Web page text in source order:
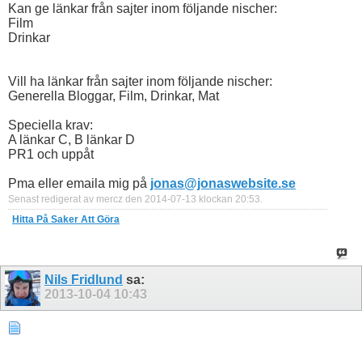
Kan ge länkar från sajter inom följande nischer:
Film
Drinkar
Vill ha länkar från sajter inom följande nischer:
Generella Bloggar, Film, Drinkar, Mat
Speciella krav:
A länkar C, B länkar D
PR1 och uppåt
Pma eller emaila mig på jonas@jonaswebsite.se
Senast redigerat av mercz den 2014-07-13 klockan 20:53
Hitta På Saker Att Göra
Nils Fridlund sa:
2013-10-04 10:43